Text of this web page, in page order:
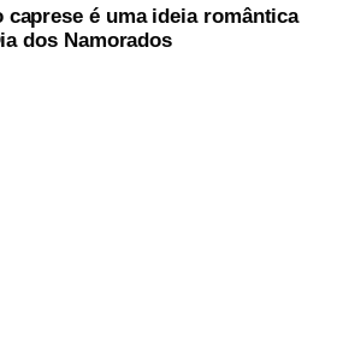
caprese é uma ideia romântica
dos Namorados